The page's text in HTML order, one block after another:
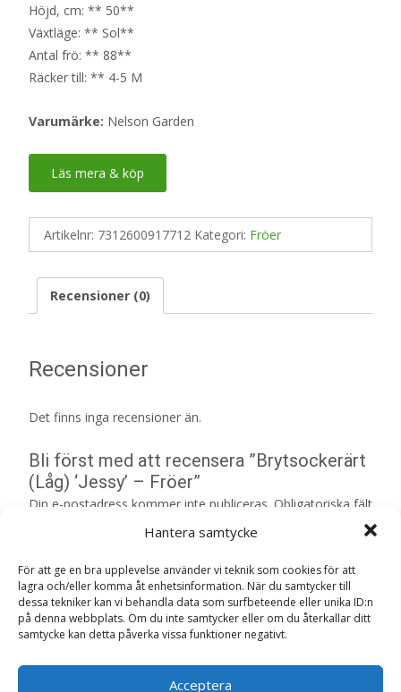
Hantera samtycke
För att ge en bra upplevelse använder vi teknik som cookies för att
lagra och/eller komma åt enhetsinformation. När du samtycker till
dessa tekniker kan vi behandla data som surfbeteende eller unika ID:n
på denna webbplats. Om du inte samtycker eller om du återkallar ditt
samtycke kan detta påverka vissa funktioner negativt.
Acceptera
Höjd, cm: ** 50**
Växtläge: ** Sol**
Antal frö: ** 88**
Räcker till: ** 4-5 M
Varumärke: Nelson Garden
Läs mera & köp
Artikelnr: 7312600917712 Kategori: Fröer
Recensioner (0)
Recensioner
Det finns inga recensioner än.
Bli först med att recensera ”Brytsockerärt
(Låg) ‘Jessy’ – Fröer”
Din e-postadress kommer inte publiceras. Obligatoriska fält
Din recension*